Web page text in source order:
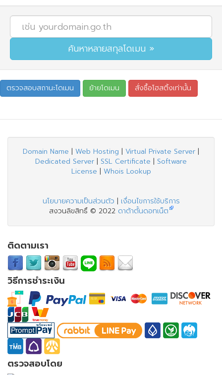
Domain Name | Web Hosting | Virtual Private Server |
Dedicated Server | SSL Certificate | Software
License | Whois Lookup
นโยบายความเป็นส่วนตัว | เงื่อนไขการใช้บริการ
สงวนลิขสิทธิ์ © 2022 ดาต้าตั้นดอทเน็ต
ติดตามเรา
วิธีการชำระเงิน
ตรวจสอบโดย